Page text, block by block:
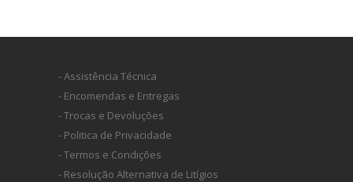
- Assistência Técnica
- Encomendas e Entregas
- Trocas e Devoluções
- Politica de Privacidade
- Termos e Condições
- Resolução Alternativa de Litígios